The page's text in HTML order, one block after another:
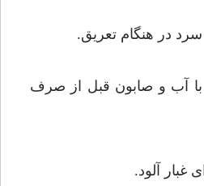
آب و صابون قبل از صرف